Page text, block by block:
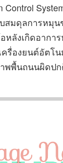
Control
สมดุลการหมุ
ลังเกิดอากา
ครื่องยนต์อัตโ
พพื้นถนนผิดปก